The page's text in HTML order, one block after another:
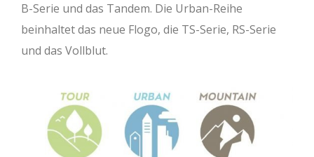
B-Serie und das Tandem. Die Urban-Reihe
beinhaltet das neue Flogo, die TS-Serie, RS-Serie
und das Vollblut.